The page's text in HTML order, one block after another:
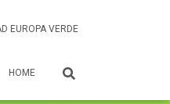
EUROPA VERDE
HOME